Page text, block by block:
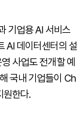
기업용 AI 서비스
AI 데이터센터의 설
사업도 전개할 예
국내 기업들이 Ch
원한다.